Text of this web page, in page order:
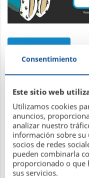
Fiesta infantil
5 de diciembre de 2017
Consentimiento
Este sitio web
Utilizamos cookies
anuncios,
analizar nuestro
información sobre su
socios de redes
pueden combinarla
proporcionado o que
sus servicios.